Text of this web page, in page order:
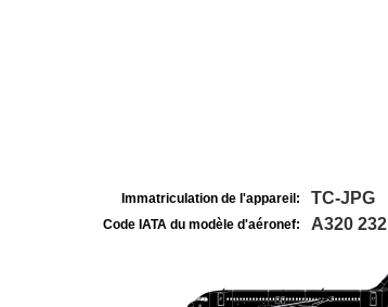
Immatriculation de l'appareil: TC-JPG
Code IATA du modèle d'aéronef: A320 232